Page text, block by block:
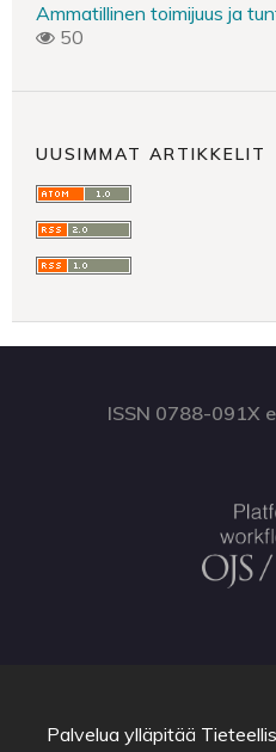
Ammatillinen toimijuus ja
50
UUSIMMAT ARTIKKELIT
ISSN 0788-091X
Palvelua ylläpitää